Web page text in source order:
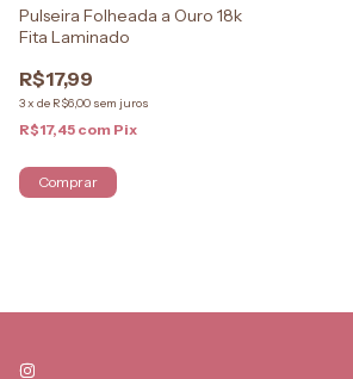
Pulseira Folheada a Ouro 18k
Fita Laminado
R$17,99
3x de R$6,00 sem juros
R$17,45 com Pix